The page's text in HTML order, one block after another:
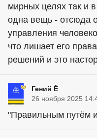
мирных целях так и
одна вещь - отсюда
управления
что лишает его
решений и это
Гений Ё
26 ноября 2025
"Правильным путём